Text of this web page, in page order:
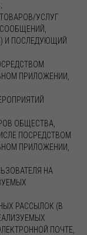
УСЛУГ
И ПОСЛЕДУЮЩИЙ
ПРИЛОЖЕНИИ,
ОБЩЕСТВА,
ПОСРЕДСТВОМ
ПРИЛОЖЕНИИ,
НА
РАССЫЛОК (В
ПОЧТЕ,